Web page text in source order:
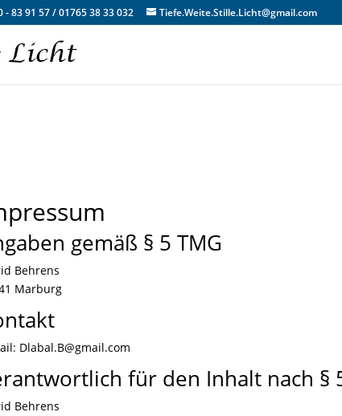
83 91 57 / 01765 38 33 032 Tiefe.Weite.Stille.Licht@gmail.com
gemäß § 5 TMG
Behrens
Marburg
Dlabal.B@gmail.com
für den Inhalt nach §
Behrens